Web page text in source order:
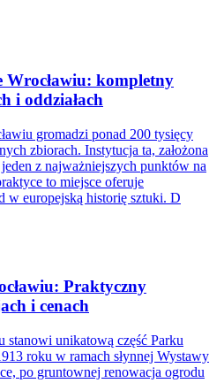
Wrocławiu: kompletny
i oddziałach
gromadzi ponad 200 tysięcy
zbiorach. Instytucja ta, założona
z najważniejszych punktów na
to miejsce oferuje
w europejską historię sztuki. D
Praktyczny
i cenach
stanowi unikatową część Parku
roku w ramach słynnej Wystawy
po gruntownej renowacja ogrodu